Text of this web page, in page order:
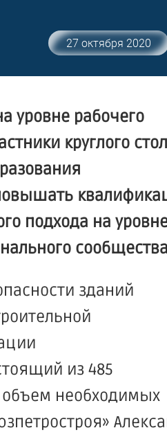
27 октября 2020
уровне рабочего
круглого
подхода на
зданий
из 485
объем необходимых
»